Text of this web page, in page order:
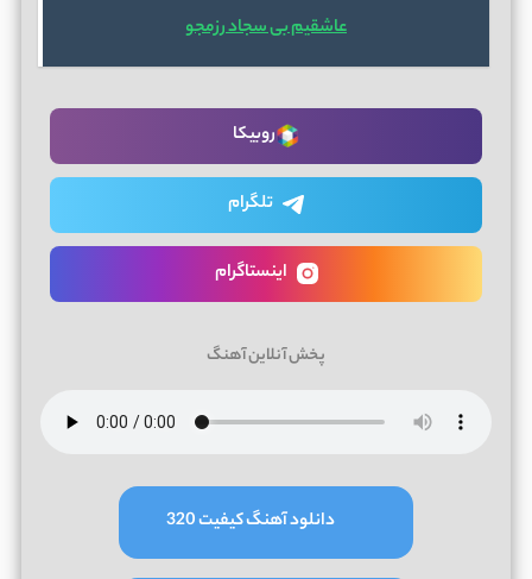
عاشقیم بی سجاد رزمجو
روبیکا
تلگرام
اینستاگرام
پخش آنلاین آهنگ
دانلود آهنگ کیفیت 320